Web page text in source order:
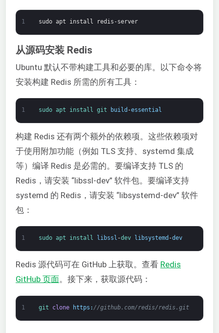
1 sudo apt install redis-server
从源码安装 Redis
Ubuntu 默认不带构建工具和必要的库。以下命令将
安装构建 Redis 所需的所有工具：
1 sudo apt install git build -essential
构建 Redis 还有两个额外的依赖项。这些依赖项对
于使用附加功能（例如 TLS 支持、systemd 集成
等）编译 Redis 是必需的。要编译支持 TLS 的
Redis，请安装 “libssl-dev” 软件包。要编译支持
systemd 的 Redis，请安装 “libsystemd-dev” 软件
包：
1 sudo apt install libssl -dev libsystemd -dev
Redis 源代码可在 GitHub 上获取。查看 Redis
GitHub 页面。接下来，获取源代码：
1 git clone https : //github.com/redis/redis.git